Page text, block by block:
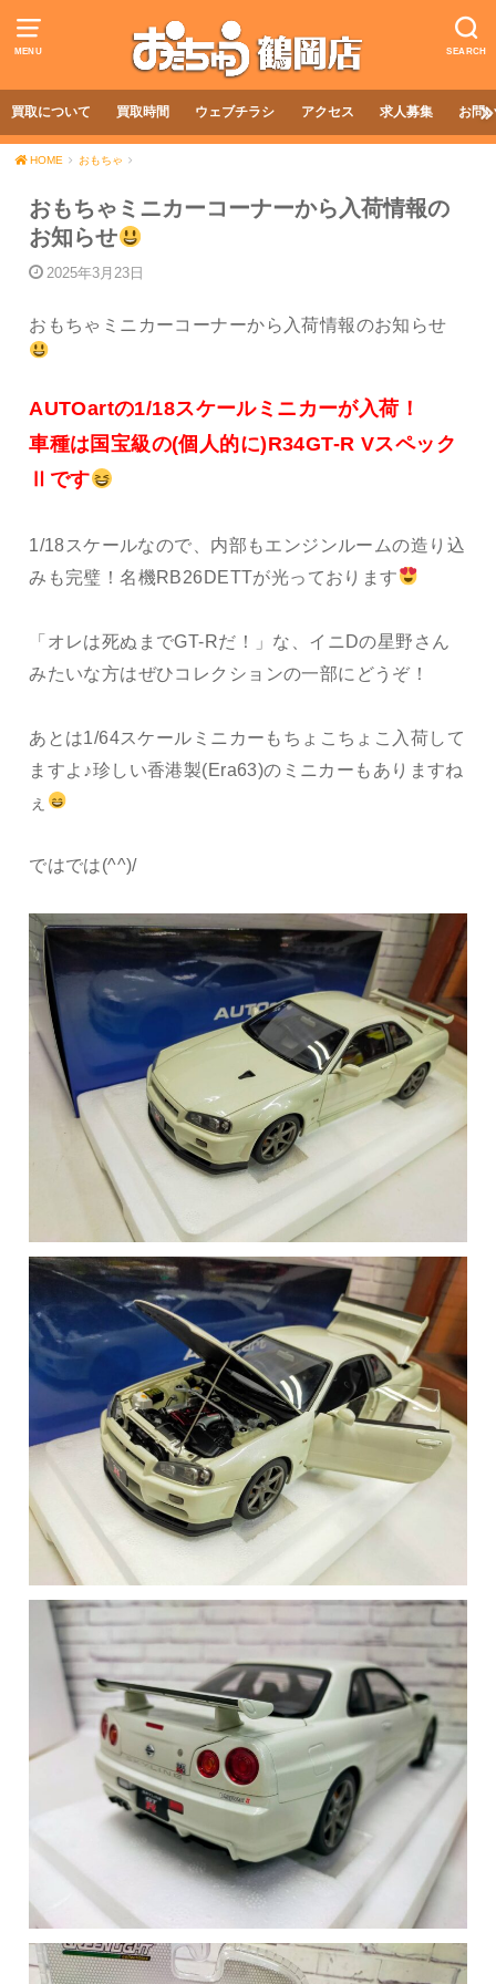
MENU SEARCH
買取について 買取時間 ウェブチラシ アクセス 求人募集 お問
HOME おもちゃ
おもちゃミニカーコーナーから入荷情報の
お知らせ
2025年3月23日
おもちゃミニカーコーナーから入荷情報のお知らせ
AUTOartの1/18スケールミニカーが入荷！
車種は国宝級の(個人的に)R34GT-R Vスペック
Ⅱです
1/18スケールなので、内部もエンジンルームの造り込
みも完璧！名機RB26DETTが光っております
「オレは死ぬまでGT-Rだ！」な、イニDの星野さん
みたいな方はぜひコレクションの一部にどうぞ！
あとは1/64スケールミニカーもちょこちょこ入荷して
ますよ♪珍しい香港製(Era63)のミニカーもありますね
ぇ
ではでは(^^)/